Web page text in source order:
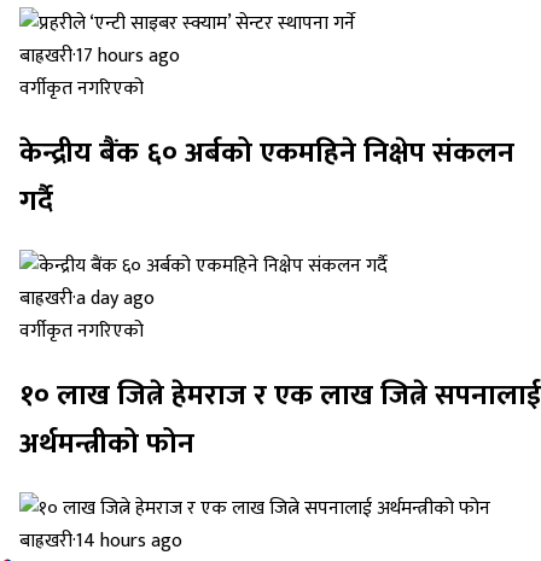
बाह्रखरी·17 hours ago
वर्गीकृत नगरिएको
केन्द्रीय बैंक ६० अर्बको एकमहिने निक्षेप संकलन
गर्दै
बाह्रखरी·a day ago
वर्गीकृत नगरिएको
१० लाख जित्ने हेमराज र एक लाख जित्ने सपनालाई
अर्थमन्त्रीको फोन
बाह्रखरी·14 hours ago